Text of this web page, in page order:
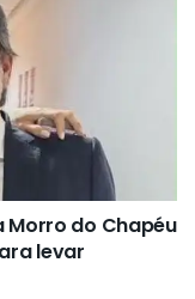
do Chapéu
levar